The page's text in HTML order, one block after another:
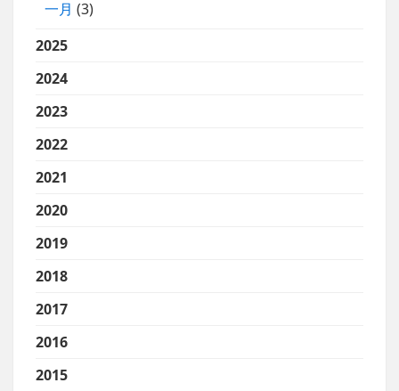
一月 (3)
2025
2024
2023
2022
2021
2020
2019
2018
2017
2016
2015